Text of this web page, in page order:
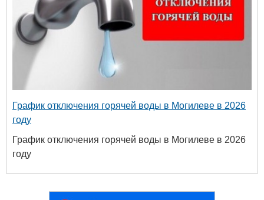
График отключения горячей воды в Могилеве в 2026
году
График отключения горячей воды в Могилеве в 2026
году